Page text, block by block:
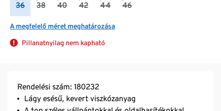
36 38 40 42 44 46
A megfelelő méret meghatározása
Pillanatnyilag nem kapható
Rendelési szám: 180232
Lágy esésű, kevert viszkózanyag